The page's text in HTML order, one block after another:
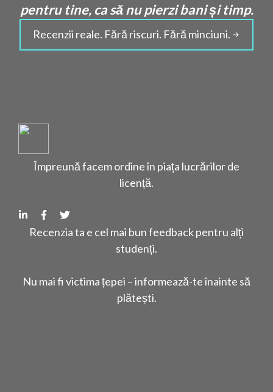
pentru tine, ca să nu pierzi bani și timp.
Recenzii reale. Fără riscuri. Fără minciuni.
Împreună facem ordine în piața lucrărilor de
licență.
Recenzia ta e cel mai bun feedback pentru alți
studenți.
Nu mai fi victima țepei – informează-te înainte să
plătești.